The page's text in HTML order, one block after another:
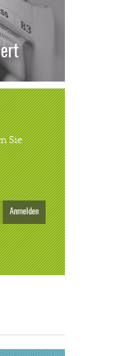
Sie
Anmelden